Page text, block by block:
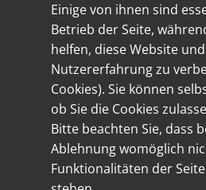
LINKS
Impressum
Datenschutz
Einige von ihnen sind
Betrieb der Seite,
helfen, diese Website
Nutzererfahrung zu
Cookies). Sie können
ob Sie die Cookies
Bitte beachten Sie, dass
Ablehnung womöglich
Funktionalitäten der